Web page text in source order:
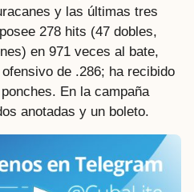
y las últimas tres
278 hits (47 dobles,
en 971 veces al bate,
de .286; ha recibido
En la campaña
anotadas y un boleto.